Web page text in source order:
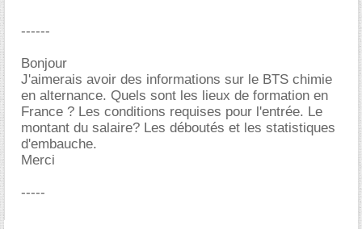
------
Bonjour
J'aimerais avoir des informations sur le BTS chimie
en alternance. Quels sont les lieux de formation en
France ? Les conditions requises pour l'entrée. Le
montant du salaire? Les déboutés et les statistiques
d'embauche.
Merci
-----